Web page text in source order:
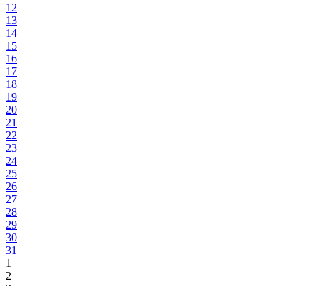
12
13
14
15
16
17
18
19
20
21
22
23
24
25
26
27
28
29
30
31
1
2